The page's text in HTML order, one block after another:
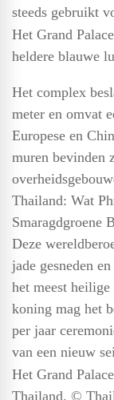
steeds gebruikt
Het Grand
heldere blauwe
Het complex
meter en omvat
Europese en
muren bevinden
Thailand: Wat
Smaragdgroene
Deze
jade gesneden
het meest
koning mag het
per jaar
van een nieuw
Het Grand
Thailand. ©